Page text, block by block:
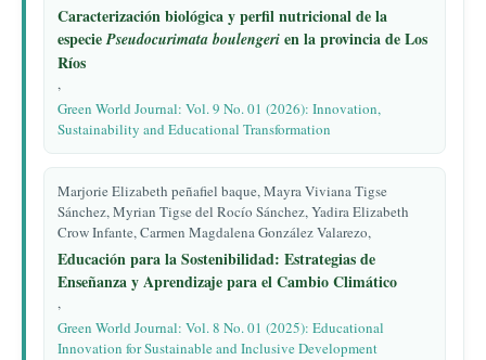
Caracterización biológica y perfil nutricional de la
especiePseudocurimata boulengeri en la provincia de Los
Ríos
,
Green World Journal: Vol. 9 No. 01 (2026): Innovation,
Sustainability and Educational Transformation
Marjorie Elizabeth peñafiel baque, Mayra Viviana Tigse
Sánchez, Myrian Tigse del Rocío Sánchez, Yadira Elizabeth
Crow Infante, Carmen Magdalena González Valarezo,
Educación para la Sostenibilidad: Estrategias de
Enseñanza y Aprendizaje para el Cambio Climático
,
Green World Journal: Vol. 8 No. 01 (2025): Educational
Innovation for Sustainable and Inclusive Development